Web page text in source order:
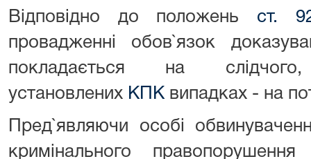
Відповідно до положень ст.
провадженні обов`язок
покладається на
установлених КПКвипадках - на
Пред`являючи особі
кримінального